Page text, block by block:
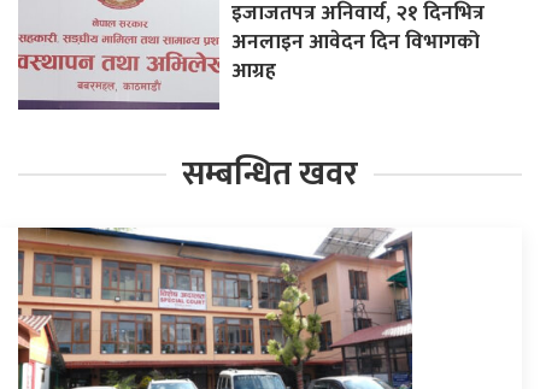
इजाजतपत्र अनिवार्य, २१ दिनभित्र
अनलाइन आवेदन दिन विभागको
आग्रह
सम्बन्धित खवर